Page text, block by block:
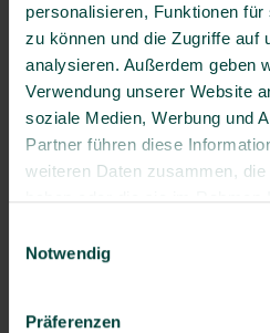
personalisieren, Funktionen
zu können und die Zugriffe auf
analysieren. Außerdem geben
Verwendung unserer Website
soziale Medien, Werbung und
Partner führen diese
weiteren Daten zusammen,
haben oder die sie im Rahmen
Notwendig
Präferenzen
Legen Sie das
außer Sichtweite.
Manchmal wirken einfache
Ein klassischer Wecker
Scrollen beginnt. Klare
impliziten Erwartungsdruck.
sie sollte unterstützen, nicht
Grenzen setzt, schafft Raum
Leistung und Gesundheit